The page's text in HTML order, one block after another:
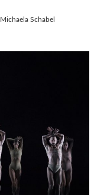
Michaela Schabel